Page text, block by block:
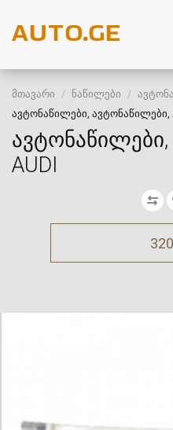
მთავარი ნაწილები
ავტონაწილები, ავტონაწილები,
AUDI